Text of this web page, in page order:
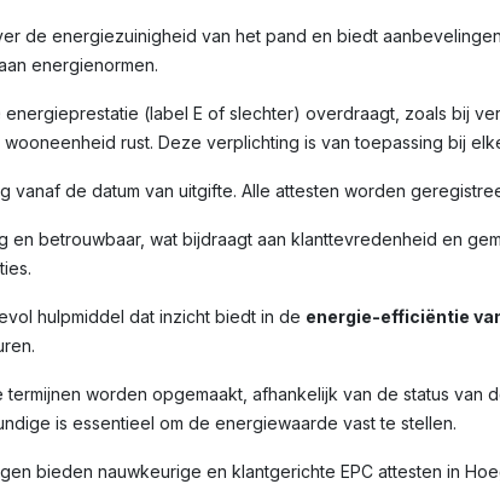
de energiezuinigheid van het pand en biedt
energienormen.
(label E of slechter) overdraagt, zoals bij
rust. Deze verplichting is van toepassing bij
vanaf de datum van uitgifte. Alle attesten worden
en betrouwbaar, wat bijdraagt aan klanttevredenheid en
hulpmiddel dat inzicht biedt in de energie-efficiëntie
termijnen worden opgemaakt, afhankelijk van de status
is essentieel om de energiewaarde vast te stellen.
bieden nauwkeurige en klantgerichte EPC attesten in